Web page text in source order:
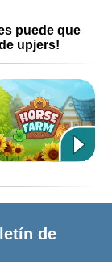
puede que
upjers!
de